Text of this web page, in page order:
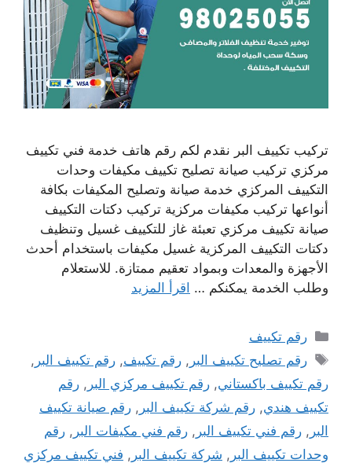
تركيب تكييف البر نقدم لكم رقم هاتف خدمة فني تكييف
مركزي تركيب صيانة تصليح تكييف مكيفات وحدات
التكييف المركزي خدمة صيانة وتصليح المكيفات بكافة
أنواعها تركيب مكيفات مركزية تركيب دكتات التكييف
صيانة تكييف مركزي تعبئة غاز للتكييف غسيل وتنظيف
دكتات التكييف المركزية غسيل مكيفات باستخدام أحدث
الأجهزة والمعدات وبمواد تعقيم ممتازة. للاستعلام
وطلب الخدمة يمكنكم … اقرأ المزيد
التصنيفات
رقم تكييف
الوسوم
رقم تصليح تكييف البر ,رقم تكييف,رقم تكييف البر ,
رقم تكييف باكستاني, رقم تكييف مركزي البر , رقم
تكييف هندي, رقم شركة تكييف البر , رقم صيانة تكييف
البر , رقم فني تكييف البر , رقم فني مكيفات البر , رقم
وحدات تكييف البر , شركة تكييف البر , فني تكييف مركزي